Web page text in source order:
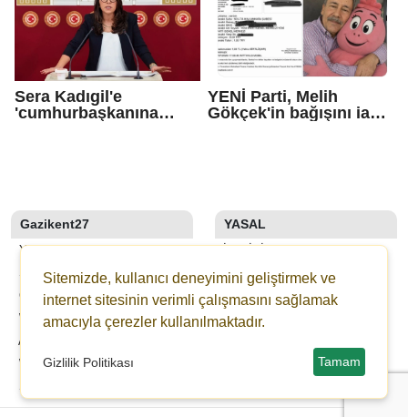
Sera Kadıgil'e
'cumhurbaşkanına
YENİ Parti, Melih
Gökçek'in bağışını iade
Gazikent27
YAZARLAR
SON DAKİKA
GALERİLER
WEBTV
ANKETLER
WİKİ
ŞEHİR REHBERİ
YASAL
İLETIŞIM
KÜNYE
YAYIN İLKELERI
KURALLAR
KULLANICI SÖZLEŞMESI
Sitemizde, kullanıcı deneyimini geliştirmek ve
internet sitesinin verimli çalışmasını sağlamak
amacıyla çerezler kullanılmaktadır.
Gizlilik Politikası Tamam